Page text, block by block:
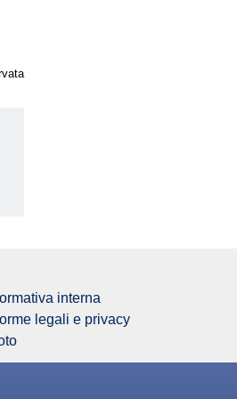
interna
legali e privacy